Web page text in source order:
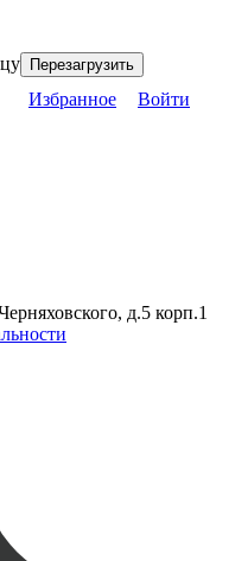
Перезагрузить
Избранное Войти
д.5 корп.1